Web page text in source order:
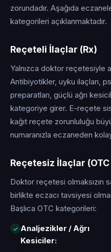
zorundadır. Aşağıda
kategorileri açıklanmaktadır.
Reçeteli İlaçlar (Rx)
Yalnızca doktor reçetesiyle
Antibiyotikler, uyku ilaçları,
preparatları, güçlü ağrı
kategoriye girer. E-reçete
kağıt reçete zorunluluğu
numaranızla eczaneden
Reçetesiz İlaçlar
Doktor reçetesi olmaksızın
birlikte eczacı tavsiyesi
Başlıca OTC kategorileri:
Analjezikler / Ağrı
Kesiciler: